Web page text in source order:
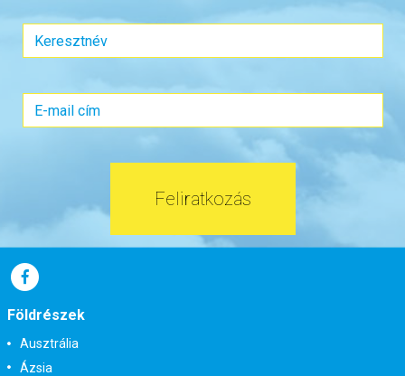
Feliratkozás
Földrészek
Ausztrália
Ázsia